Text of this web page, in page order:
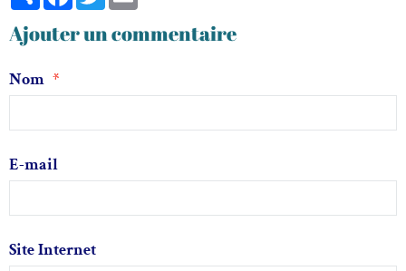
Ajouter un commentaire
Nom
E-mail
Site Internet